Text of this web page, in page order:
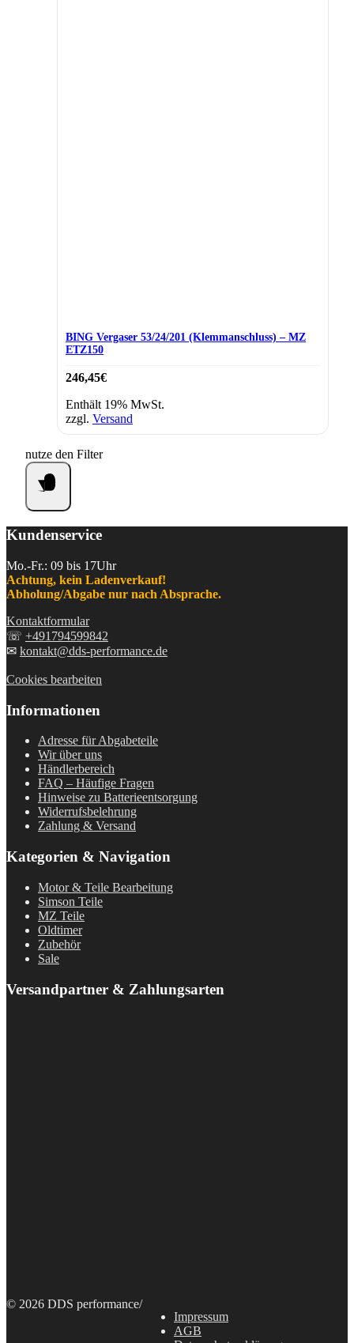
BING Vergaser 53/24/201 (Klemmanschluss) – MZ
ETZ150
246,45€
Enthält 19% MwSt.
zzgl. Versand
nutze den Filter
Kundenservice
Mo.-Fr.: 09 bis 17Uhr
Achtung, kein Ladenverkauf!
Abholung/Abgabe nur nach Absprache.
Kontaktformular
☏ +491794599842
✉ kontakt@dds-performance.de
Cookies bearbeiten
Informationen
Adresse für Abgabeteile
Wir über uns
Händlerbereich
FAQ – Häufige Fragen
Hinweise zu Batterieentsorgung
Widerrufsbelehrung
Zahlung & Versand
Kategorien & Navigation
Motor & Teile Bearbeitung
Simson Teile
MZ Teile
Oldtimer
Zubehör
Sale
Versandpartner & Zahlungsarten
© 2026 DDS performance/
Impressum
AGB